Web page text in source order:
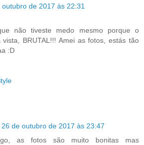
outubro de 2017 às 22:31
não tiveste medo mesmo porque o
BRUTAL!!! Amei as fotos, estás tão
:D
26 de outubro de 2017 às 23:47
as fotos são muito bonitas mas